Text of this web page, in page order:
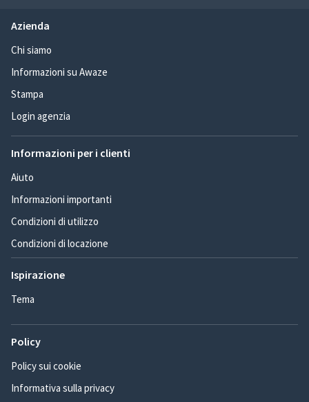
Azienda
Chi siamo
Informazioni su Awaze
Stampa
Login agenzia
Informazioni per i clienti
Aiuto
Informazioni importanti
Condizioni di utilizzo
Condizioni di locazione
Ispirazione
Tema
Policy
Policy sui cookie
Informativa sulla privacy